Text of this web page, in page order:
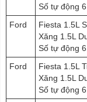
Số tự động
Ford
Fiesta 1.5L
Xăng 1.5L
Số tự động
Ford
Fiesta 1.5L
Xăng 1.5L
Số tự động